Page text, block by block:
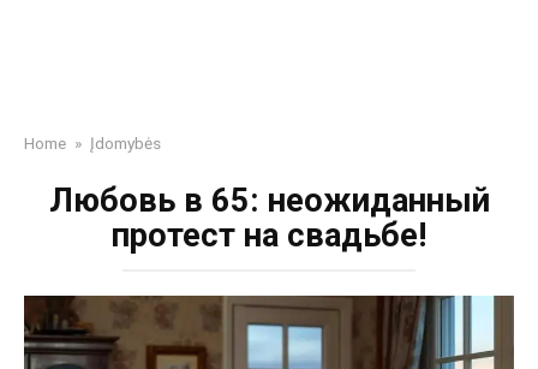
Home » Įdomybės
Любовь в 65: неожиданный
протест на свадьбе!